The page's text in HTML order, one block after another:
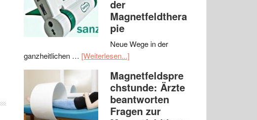
der
Magnetfeldthera
pie
Neue Wege in der
ganzheitlichen … [Weiterlesen...]
Magnetfeldspre
chstunde: Ärzte
beantworten
Fragen zur